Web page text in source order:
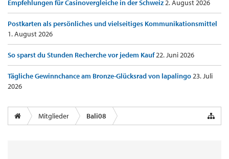
Empfehlungen für Casinovergleiche in der Schweiz2. August 2026
Postkarten als persönliches und vielseitiges Kommunikationsmittel
1. August 2026
So sparst du Stunden Recherche vor jedem Kauf22. Juni 2026
Tägliche Gewinnchance am Bronze-Glücksrad von lapalingo23. Juli
2026
Mitglieder Bali08